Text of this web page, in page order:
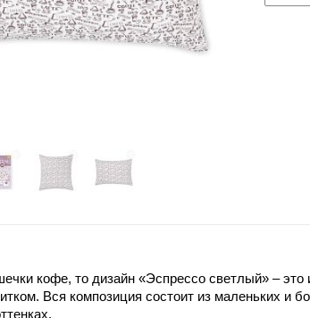
кофе, то дизайн «Эспрессо светлый» –
Вся композиция состоит из маленьких и